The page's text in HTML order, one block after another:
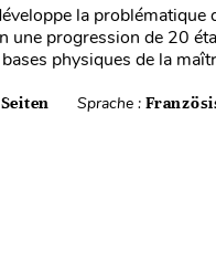
la
une progression de 20
physiques de la
Sprache :